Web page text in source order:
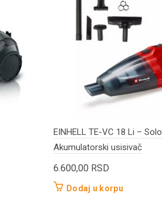
EINHELL TE-VC 18 Li – Solo
Akumulatorski usisivač
6.600,00 RSD
Dodaj u korpu